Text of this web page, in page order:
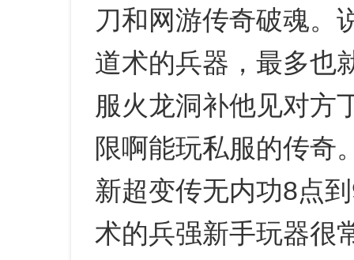
刀和网游传奇破魂。
道术的兵器，最多也
服火龙洞补他见对方
限啊能玩私服的传奇
新超变传无内功8点
术的兵强新手玩器很